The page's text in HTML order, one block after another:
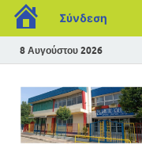
Σύνδεση
8 Αυγούστου 2026